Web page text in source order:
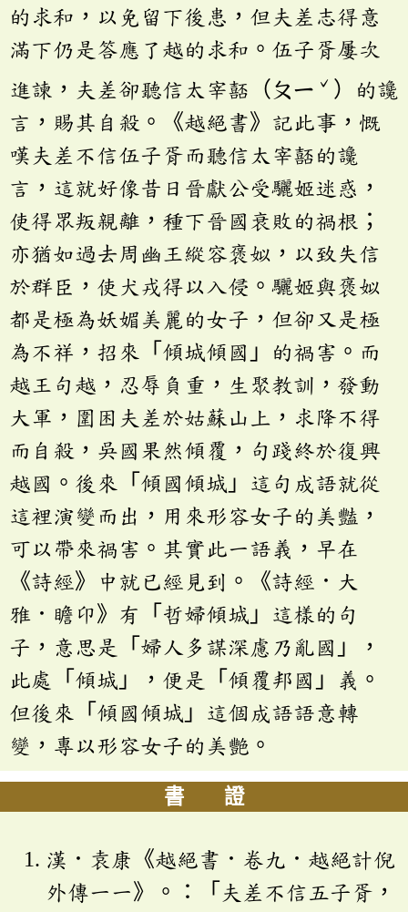
的求和，以免留下後患，但夫差志得意
滿下仍是答應了越的求和。伍子胥屢次
進諫，夫差卻聽信太宰嚭（ㄆㄧ ˇ ）的讒
言，賜其自殺。《越絕書》記此事，慨
嘆夫差不信伍子胥而聽信太宰嚭的讒
言，這就好像昔日晉獻公受驪姬迷惑，
使得眾叛親離，種下晉國衰敗的禍根；
亦猶如過去周幽王縱容褒姒，以致失信
於群臣，使犬戎得以入侵。驪姬與褒姒
都是極為妖媚美麗的女子，但卻又是極
為不祥，招來「傾城傾國」的禍害。而
越王句越，忍辱負重，生聚教訓，發動
大軍，圍困夫差於姑蘇山上，求降不得
而自殺，吳國果然傾覆，句踐終於復興
越國。後來「傾國傾城」這句成語就從
這裡演變而出，用來形容女子的美豔，
可以帶來禍害。其實此一語義，早在
《詩經》中就已經見到。《詩經．大
雅．瞻卬》有「哲婦傾城」這樣的句
子，意思是「婦人多謀深慮乃亂國」，
此處「傾城」，便是「傾覆邦國」義。
但後來「傾國傾城」這個成語語意轉
變，專以形容女子的美艷。
書 證
漢．袁康《越絕書．卷九．越絕計倪
外傳一一》。：「夫差不信五子胥，